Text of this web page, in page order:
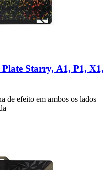
Starry, A1, P1, X1,
de efeito em ambos os lados